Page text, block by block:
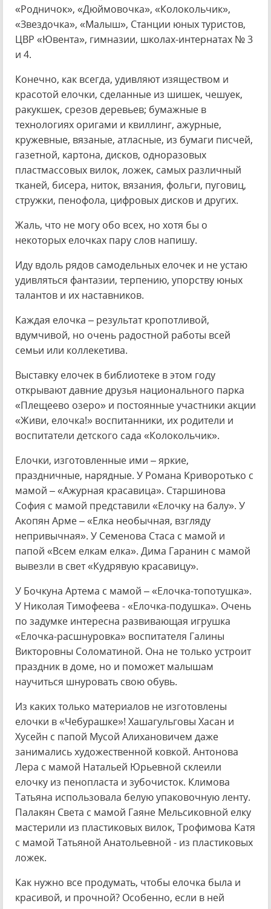
«Родничок», «Дюймовочка», «Колокольчик»,
«Звездочка», «Малыш», Станции юных туристов,
ЦВР «Ювента», гимназии, школах-интернатах № 3
и 4.
Конечно, как всегда, удивляют изяществом и
красотой елочки, сделанные из шишек, чешуек,
ракукшек, срезов деревьев; бумажные в
технологиях оригами и квиллинг, ажурные,
кружевные, вязаные, атласные, из бумаги писчей,
газетной, картона, дисков, одноразовых
пластмассовых вилок, ложек, самых различный
тканей, бисера, ниток, вязания, фольги, пуговиц,
стружки, пенофола, цифровых дисков и других.
Жаль, что не могу обо всех, но хотя бы о
некоторых елочках пару слов напишу.
Иду вдоль рядов самодельных елочек и не устаю
удивляться фантазии, терпению, упорству юных
талантов и их наставников.
Каждая елочка – результат кропотливой,
вдумчивой, но очень радостной работы всей
семьи или коллекетива.
Выставку елочек в библиотеке в этом году
открывают давние друзья национального парка
«Плещеево озеро» и постоянные участники акции
«Живи, елочка!» воспитанники, их родители и
воспитатели детского сада «Колокольчик».
Елочки, изготовленные ими – яркие,
праздничные, нарядные. У Романа Криворотько с
мамой – «Ажурная красавица». Старшинова
София с мамой представили «Елочку на балу». У
Акопян Арме – «Елка необычная, взгляду
непривычная». У Семенова Стаса с мамой и
папой «Всем елкам елка». Дима Гаранин с мамой
вывезли в свет «Кудрявую красавицу».
У Бочкуна Артема с мамой – «Елочка-топотушка».
У Николая Тимофеева - «Елочка-подушка». Очень
по задумке интересна развивающая игрушка
«Елочка-расшнуровка» воспитателя Галины
Викторовны Соломатиной. Она не только устроит
праздник в доме, но и поможет малышам
научиться шнуровать свою обувь.
Из каких только материалов не изготовлены
елочки в «Чебурашке»! Хашагульговы Хасан и
Хусейн с папой Мусой Алихановичем даже
занимались художественной ковкой. Антонова
Лера с мамой Натальей Юрьевной склеили
елочку из пенопласта и зубочисток. Климова
Татьяна использовала белую упаковочную ленту.
Палакян Света с мамой Гаяне Мельсиковной елку
мастерили из пластиковых вилок, Трофимова Катя
с мамой Татьяной Анатольевной - из пластиковых
ложек.
Как нужно все продумать, чтобы елочка была и
красивой, и прочной? Особенно, если в ней